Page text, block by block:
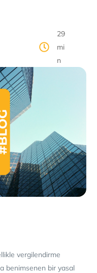
29
mi
n
vergilendirme
benimsenen bir yasal